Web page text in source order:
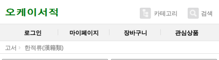
카테고리 검색
로그인 마이페이지 장바구니 관심상품
고서 한적류(漢籍類)